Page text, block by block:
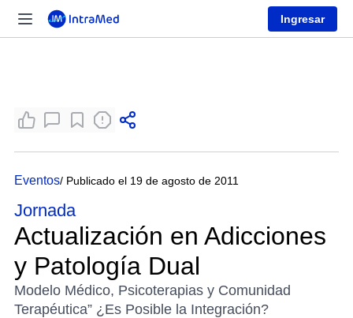
Ingresar
Eventos/ Publicado el 19 de agosto de 2011
Jornada
Actualización en Adicciones
y Patología Dual
Modelo Médico, Psicoterapias y Comunidad
Terapéutica” ¿Es Posible la Integración?